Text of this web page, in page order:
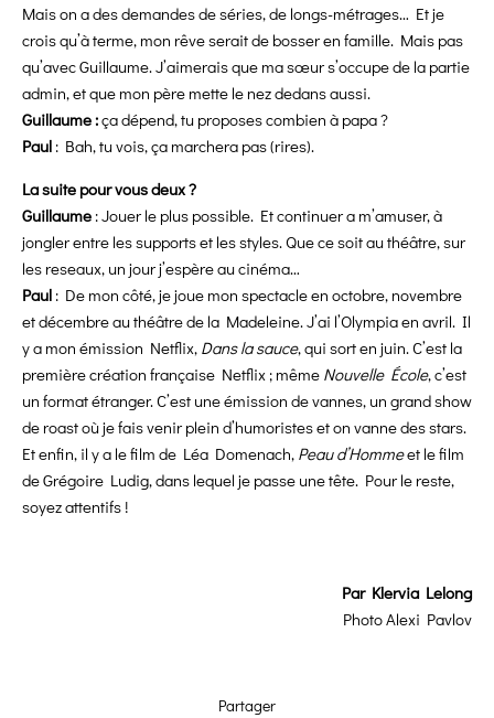
Mais on a des demandes de séries, de longs-métrages… Et je
crois qu’à terme, mon rêve serait de bosser en famille. Mais pas
qu’avec Guillaume. J’aimerais que ma sœur s’occupe de la partie
admin, et que mon père mette le nez dedans aussi.
Guillaume :ça dépend, tu proposes combien à papa ?
Paul : Bah, tu vois, ça marchera pas (rires).
La suite pour vous deux ?
Guillaume :Jouer le plus possible. Et continuer a m’amuser, à
jongler entre les supports et les styles. Que ce soit au théâtre, sur
les reseaux, un jour j’espère au cinéma…
Paul : De mon côté, je joue mon spectacle en octobre, novembre
et décembre au théâtre de la Madeleine. J’ai l’Olympia en avril. Il
y a mon émission Netflix, Dans la sauce, qui sort en juin. C’est la
première création française Netflix ; même Nouvelle École, c’est
un format étranger. C’est une émission de vannes, un grand show
de roast où je fais venir plein d’humoristes et on vanne des stars.
Et enfin, il y a le film de Léa Domenach, Peau d’Hommeet le film
de Grégoire Ludig, dans lequel je passe une tête. Pour le reste,
soyez attentifs !
Par Klervia Lelong
Photo Alexi Pavlov
Partager